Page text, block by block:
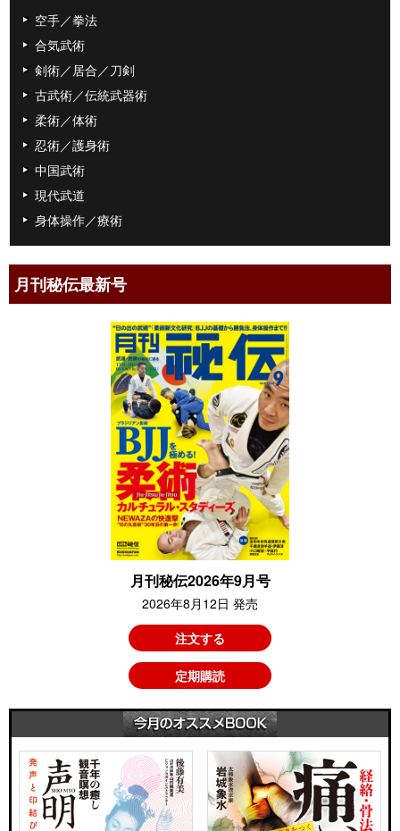
空手／拳法
合気武術
剣術／居合／刀剣
古武術／伝統武器術
柔術／体術
忍術／護身術
中国武術
現代武道
身体操作／療術
月刊秘伝最新号
月刊秘伝2026年9月号
2026年8月12日 発売
注文する
定期購読